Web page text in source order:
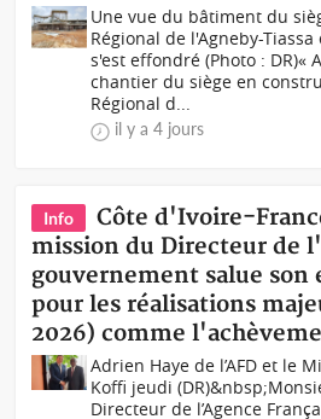
Une vue du bâtiment du
Régional de l'Agneby-
s'est effondré (Photo : DR)«
chantier du siège en
Régional d...
il y a 4 jours
Info
Côte d'Ivoire-
mission du Directeur de
gouvernement salue son
pour les réalisations
2026) comme
Adrien Haye de l’AFD et le
Koffi jeudi
Directeur de l’Agence